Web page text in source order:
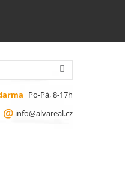
Po-Pá, 8-17h
info@alvareal.cz